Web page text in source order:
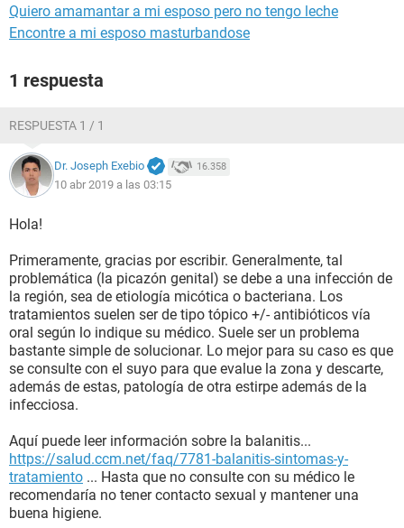
Quiero amamantar a mi esposo pero no tengo leche
Encontre a mi esposo masturbandose
1 respuesta
RESPUESTA 1 / 1
Dr. Joseph Exebio 16.358
10 abr 2019 a las 03:15
Hola!
Primeramente, gracias por escribir. Generalmente, tal
problemática (la picazón genital) se debe a una infección de
la región, sea de etiología micótica o bacteriana. Los
tratamientos suelen ser de tipo tópico +/- antibióticos vía
oral según lo indique su médico. Suele ser un problema
bastante simple de solucionar. Lo mejor para su caso es que
se consulte con el suyo para que evalue la zona y descarte,
además de estas, patología de otra estirpe además de la
infecciosa.
Aquí puede leer información sobre la balanitis...
https://salud.ccm.net/faq/7781-balanitis-sintomas-y-
tratamiento ... Hasta que no consulte con su médico le
recomendaría no tener contacto sexual y mantener una
buena higiene.